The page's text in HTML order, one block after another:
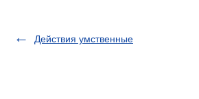
Действия умственные